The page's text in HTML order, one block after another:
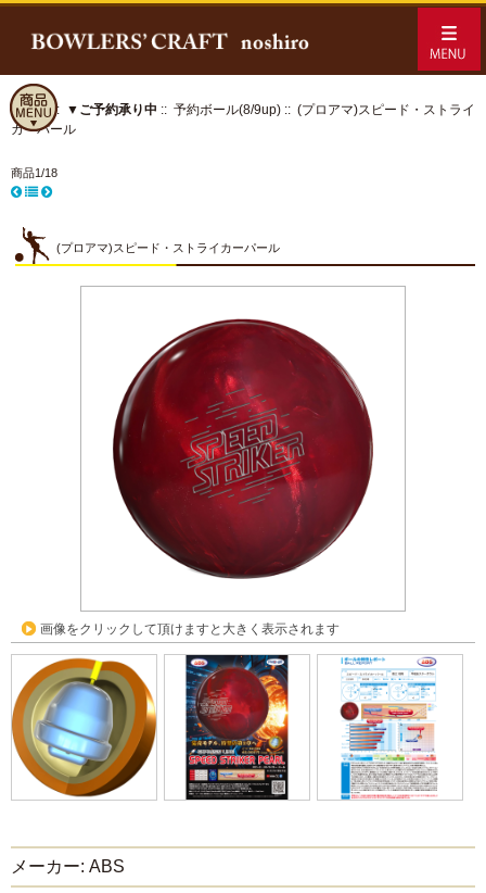
ホーム:: ▼ご予約承り中 :: 予約ボール(8/9up) :: (プロアマ)スピード・ストライ
カーパール
商品1/18
(プロアマ)スピード・ストライカーパール
画像をクリックして頂けますと大きく表示されます
メーカー: ABS